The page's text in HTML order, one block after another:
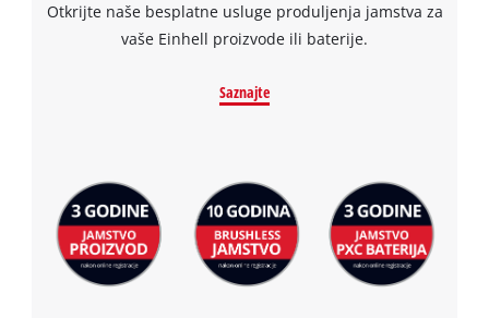
Otkrijte naše besplatne usluge produljenja jamstva za
vaše Einhell proizvode ili baterije.
Saznajte